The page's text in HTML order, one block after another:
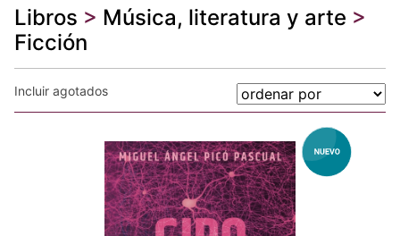
Libros > Música, literatura y arte >
Ficción
Incluir agotados